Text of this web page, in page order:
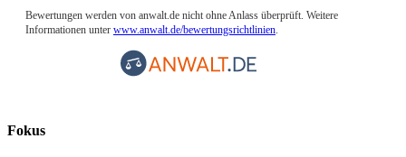
Bewertungen werden von anwalt.de nicht ohne Anlass überprüft. Weitere
Informationen unter www.anwalt.de/bewertungsrichtlinien.
Fokus